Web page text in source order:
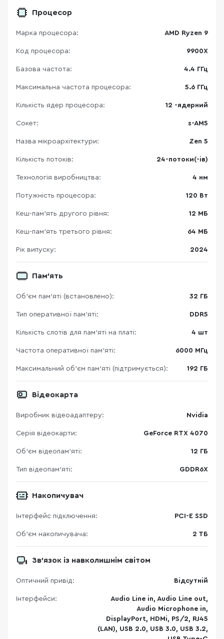
Процесор
Марка процесора: AMD Ryzen 9
Код процесора: 9900X
Базова частота: 4.4 ГГц
Максимальна частота процесора: 5.6 ГГц
Кількість ядер процесора: 12 -ядерний
Сокет: s-AM5
Назва мікроархітектури: Zen 5
Кількість потоків: 24-потоки(-ів)
Технологія виробництва: 4 нм
Потужність процесора: 120 Вт
Кеш-пам’ять другого рівня: 12 МБ
Кеш-пам’ять третього рівня: 64 МБ
Рік випуску: 2024
Пам'ять
Об’єм пам’яті (встановлено): 32 ГБ
Тип оперативної пам’яті: DDR5
Кількість слотів для пам'яті на платі: 4 шт
Частота оперативної пам'яті: 6000 МГц
Максимальний об’єм пам’яті (підтримується): 192 ГБ
Відеокарта
Виробник відеоадаптеру: Nvidia
Серія відеокарти: GeForce RTX 4070
Об’єм відеопам’яті: 12 ГБ
Тип відеопам’яті: GDDR6X
Накопичувач
Інтерфейс підключення: PCI-E SSD
Об'єм накопичувача: 2 ТБ
Зв'язок із навколишнім світом
Оптичний привід: Відсутній
Інтерфейси:
Audio Line in, Audio Line out,
Audio Microphone in,
DisplayPort, HDMi, PS/2, RJ45
(LAN), USB 2.0, USB 3.0, USB 3.2,